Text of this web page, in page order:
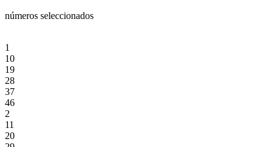
números seleccionados
1
10
19
28
37
46
2
11
20